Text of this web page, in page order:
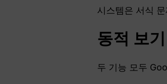
시스템은 서식
동적 보
두 기능 모두